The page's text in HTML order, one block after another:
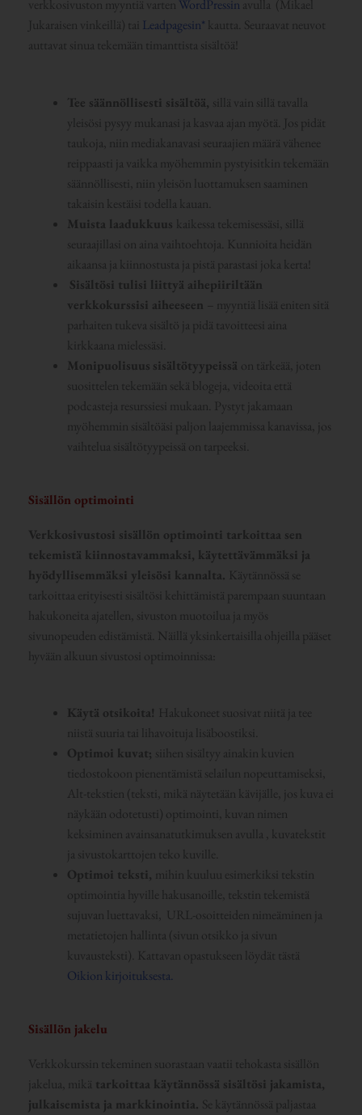
verkkosivuston myyntiä varten WordPressin avulla (Mikael
Jukaraisen vinkeillä) tai Leadpagesin* kautta. Seuraavat neuvot
auttavat sinua tekemään timanttista sisältöä!
Tee säännöllisesti sisältöä, sillä vain sillä tavalla
yleisösi pysyy mukanasi ja kasvaa ajan myötä. Jos pidät
taukoja, niin mediakanavasi seuraajien määrä vähenee
reippaasti ja vaikka myöhemmin pystyisitkin tekemään
säännöllisesti, niin yleisön luottamuksen saaminen
takaisin kestäisi todella kauan.
Muista laadukkuus kaikessa tekemisessäsi, sillä
seuraajillasi on aina vaihtoehtoja. Kunnioita heidän
aikaansa ja kiinnostusta ja pistä parastasi joka kerta!
Sisältösi tulisi liittyä aihepiiriltään
verkkokurssisi aiheeseen
– myyntiä lisää eniten sitä
parhaiten tukeva sisältö ja pidä tavoitteesi aina
kirkkaana mielessäsi.
Monipuolisuus sisältötyypeissä on tärkeää, joten
suosittelen tekemään sekä blogeja, videoita että
podcasteja resurssiesi mukaan. Pystyt jakamaan
myöhemmin sisältöäsi paljon laajemmissa kanavissa, jos
vaihtelua sisältötyypeissä on tarpeeksi.
Sisällön optimointi
Verkkosivustosi sisällön optimointi tarkoittaa sen
tekemistä kiinnostavammaksi, käytettävämmäksi ja
hyödyllisemmäksi yleisösi kannalta. Käytännössä se
tarkoittaa erityisesti sisältösi kehittämistä parempaan suuntaan
hakukoneita ajatellen, sivuston muotoilua ja myös
sivunopeuden edistämistä. Näillä yksinkertaisilla ohjeilla pääset
hyvään alkuun sivustosi optimoinnissa:
Käytä otsikoita! Hakukoneet suosivat niitä ja tee
niistä suuria tai lihavoituja lisäboostiksi.
Optimoi kuvat; siihen sisältyy ainakin kuvien
tiedostokoon pienentämistä selailun nopeuttamiseksi,
Alt-tekstien (teksti, mikä näytetään kävijälle, jos kuva ei
näykään odotetusti) optimointi, kuvan nimen
keksiminen avainsanatutkimuksen avulla , kuvatekstit
ja sivustokarttojen teko kuville.
Optimoi teksti, mihin kuuluu esimerkiksi tekstin
optimointia hyville hakusanoille, tekstin tekemistä
sujuvan luettavaksi, URL-osoitteiden nimeäminen ja
metatietojen hallinta (sivun otsikko ja sivun
kuvausteksti). Kattavan opastukseen löydät tästä
Oikion kirjoituksesta.
Sisällön jakelu
Verkkokurssin tekeminen suorastaan vaatii tehokasta sisällön
jakelua, mikä tarkoittaa käytännössä sisältösi jakamista,
julkaisemista ja markkinointia. Se käytännössä paljastaa